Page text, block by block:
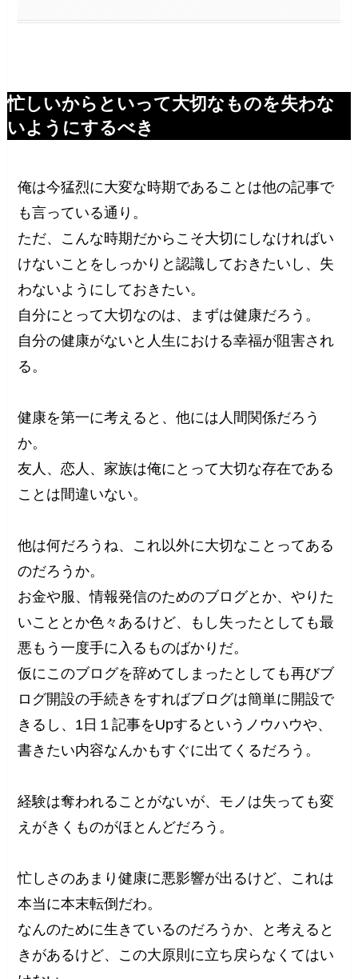
忙しいからといって大切なものを失わな
いようにするべき
俺は今猛烈に大変な時期であることは他の記事で
も言っている通り。
ただ、こんな時期だからこそ大切にしなければい
けないことをしっかりと認識しておきたいし、失
わないようにしておきたい。
自分にとって大切なのは、まずは健康だろう。
自分の健康がないと人生における幸福が阻害され
る。
健康を第一に考えると、他には人間関係だろう
か。
友人、恋人、家族は俺にとって大切な存在である
ことは間違いない。
他は何だろうね、これ以外に大切なことってある
のだろうか。
お金や服、情報発信のためのブログとか、やりた
いこととか色々あるけど、もし失ったとしても最
悪もう一度手に入るものばかりだ。
仮にこのブログを辞めてしまったとしても再びブ
ログ開設の手続きをすればブログは簡単に開設で
きるし、1日１記事をUpするというノウハウや、
書きたい内容なんかもすぐに出てくるだろう。
経験は奪われることがないが、モノは失っても変
えがきくものがほとんどだろう。
忙しさのあまり健康に悪影響が出るけど、これは
本当に本末転倒だわ。
なんのために生きているのだろうか、と考えると
きがあるけど、この大原則に立ち戻らなくてはい